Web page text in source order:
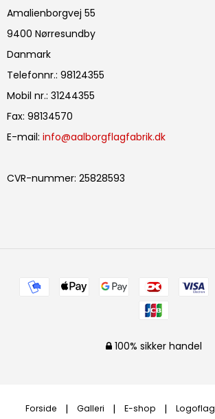
Amalienborgvej 55
9400 Nørresundby
Danmark
Telefonnr.: 98124355
Mobil nr.: 31244355
Fax: 98134570
E-mail: info@aalborgflagfabrik.dk
CVR-nummer: 25828593
100% sikker handel
Forside Galleri E-shop Logoflag